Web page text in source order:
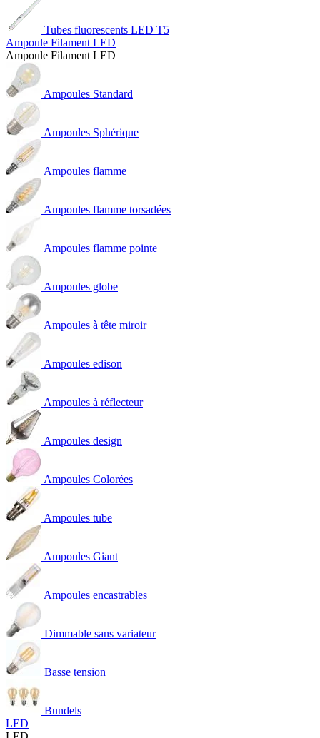
Tubes fluorescents LED T5
Ampoule Filament LED
Ampoule Filament LED
Ampoules Standard
Ampoules Sphérique
Ampoules flamme
Ampoules flamme torsadées
Ampoules flamme pointe
Ampoules globe
Ampoules à tête miroir
Ampoules edison
Ampoules à réflecteur
Ampoules design
Ampoules Colorées
Ampoules tube
Ampoules Giant
Ampoules encastrables
Dimmable sans variateur
Basse tension
Bundels
LED